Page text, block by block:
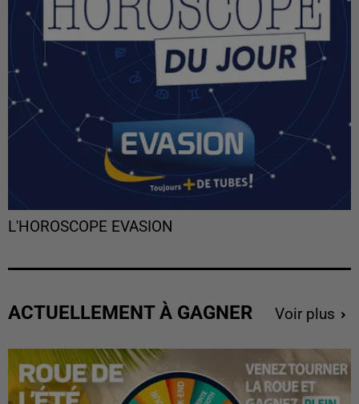
L'HOROSCOPE EVASION
ACTUELLEMENT À GAGNER Voir plus